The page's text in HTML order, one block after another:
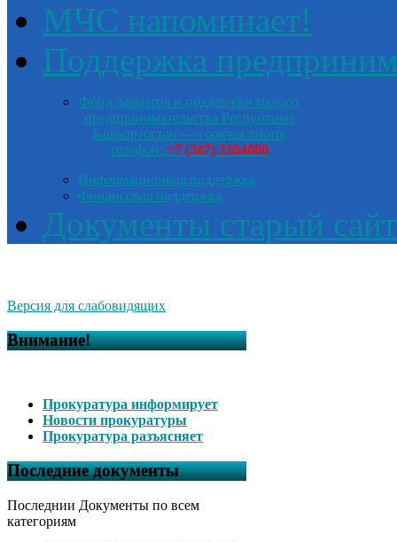
МЧС напоминает!
Поддержка
Фонд развития и поддержки малого
предпринимательства Республики
Башкортостан — горячая линия
телефон: +7 (347) 2164080
Информационная поддержка
Финансовая поддержка
Документы старый сайт
Версия для слабовидящих
Внимание!
Прокуратура информирует
Новости прокуратуры
Прокуратура разъясняет
Последние документы
Последнии Документы по всем
категориям